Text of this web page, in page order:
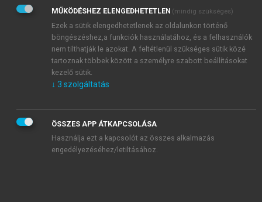
Adatkezelési tájékoztatóbanfoglaltakat tudomásul
veszem és elfogadom.
Általános vásárlási feltételeket, valamint a szotar.netés a
mersz.huoldalak licencszerződéseiben foglaltakat
tudomásul veszem és elfogadom.
KIPRÓBÁLOM
MŰKÖDÉSHEZ ELENGEDHETETLEN (mindig szükséges)
Ezek a sütik elengedhetetlenek az oldalunkon történő
böngészéshez,a funkciók használatához, és a felhasználók
nem tilthatják le azokat. A feltétlenül szükséges sütik közé
tartoznak többek között a személyre szabott beállításokat
kezelő sütik.
↓ 3 szolgáltatás
ÖSSZES APP ÁTKAPCSOLÁSA
Használja ezt a kapcsolót az összes alkalmazás
engedélyezéséhez/letiltásához.